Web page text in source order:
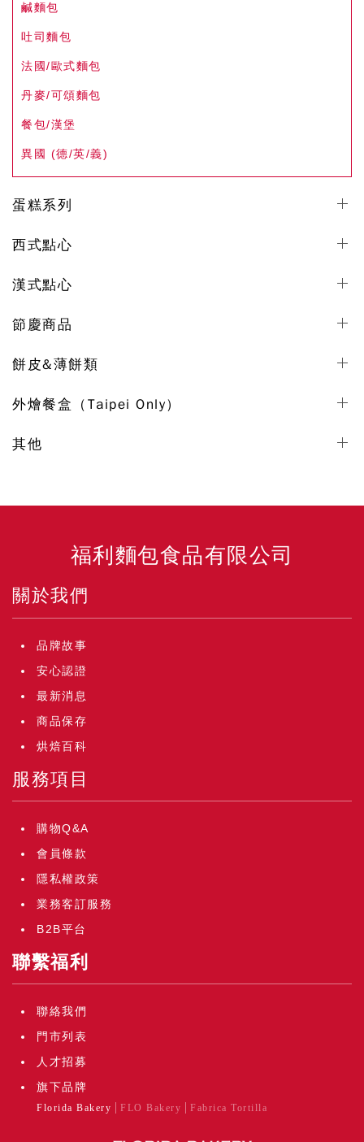
鹹麵包
吐司麵包
法國/歐式麵包
丹麥/可頌麵包
餐包/漢堡
異國 (德/英/義)
蛋糕系列
西式點心
漢式點心
節慶商品
餅皮&薄餅類
外燴餐盒（Taipei Only）
其他
福利麵包食品有限公司
關於我們
品牌故事
安心認證
最新消息
商品保存
烘焙百科
服務項目
購物Q&A
會員條款
隱私權政策
業務客訂服務
B2B平台
聯繫福利
聯絡我們
門市列表
人才招募
旗下品牌
Florida Bakery FLO Bakery Fabrica Tortilla